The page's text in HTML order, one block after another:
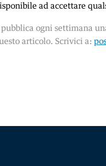
ad accettare
ogni settimana
articolo. Scrivici a: